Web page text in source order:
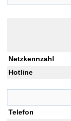
Netzkennzahl
Hotline
Telefon